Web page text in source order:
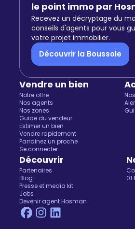
le point immo par
Recevez un décryptage du
conseils d'agents pour vous
votre projet immobilier.
Découvrir la Boussole
Vendre un bien
Notre offre
Nos agents
Nos zones
Guide du vendeur
Estimer un bien
Vendre rapidement
Parrainez un proche
Se connecter
Découvrir
Partenaires
Blog
Presse et media kit
Jobs
Devenir agent Hosman
01